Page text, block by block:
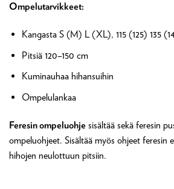
Ompelutarvikkeet:
Kangasta S (M) L (XL), 115 (125) 135
Pitsiä 120–150 cm
Kuminauhaa hihansuihin
Ompelulankaa
Feresin ompeluohje sisältää sekä feresin
ompeluohjeet. Sisältää myös ohjeet feresin
hihojen neulottuun pitsiin.